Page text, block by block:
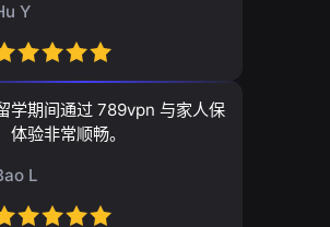
Y
学期间通过 789vpn 与家人保
体验非常顺畅。
L